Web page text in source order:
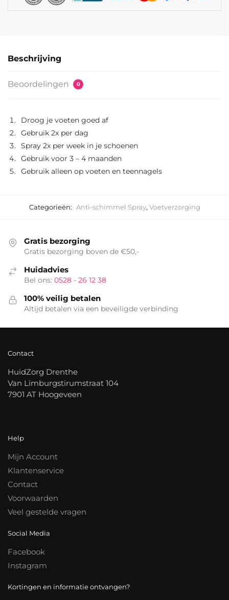
Beschrijving
Beoordelingen 0
Droog je voeten goed af
Gebruik 2x per dag
Spray 2x per week in je schoenen
Gebruik voor 3 – 4 maanden
Gebruik alleen op voeten en teennagels
Categorieën: Anti-schimmel Spray, Voetverzorging
Gratis bezorging
Gratis bezorging boven de €50,-
Huidadvies
Bel ons: 0528 - 26 12 38
100% veilig betalen
Altijd betalen via een beveiligde verbinding
Contact
HuidZorg Drenthe
Van Limburgstirumstraat 104
7901 AT Hoogeveen
Help
Mijn Account
Klantenservice
Contact
Voorwaarden
Veel gestelde vragen
Social Media
Facebook
Instagram
Kortingen en informatie ontvangen?